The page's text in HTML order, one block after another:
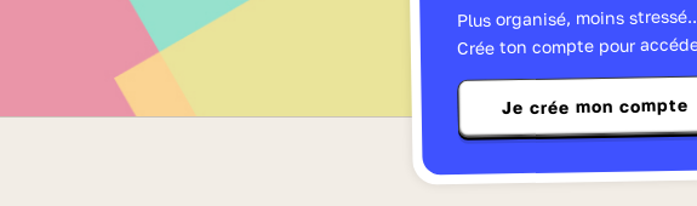
Plus organisé, moins
Crée ton compte pour
Je crée mon compte